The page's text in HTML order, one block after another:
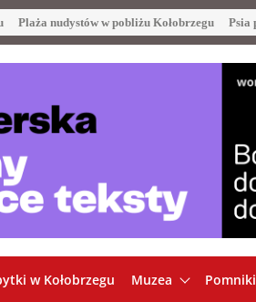
Plaża nudystów w pobliżu Kołobrzegu Psia
w Kołobrzegu Muzea Pomniki